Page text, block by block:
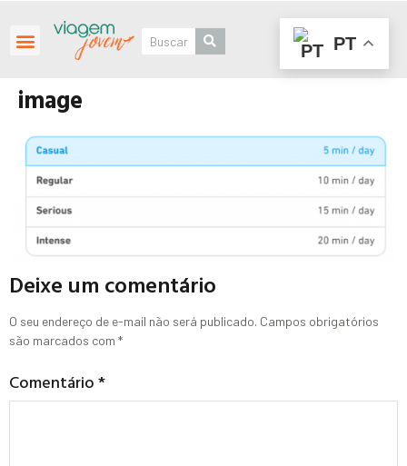
image
Deixe um comentário
O seu endereço de e-mail não será publicado. Campos obrigatórios
são marcados com *
Comentário*
PT